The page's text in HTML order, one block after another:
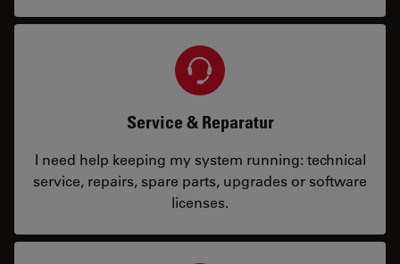
Service & Reparatur
I need help keeping my system running: technical
service, repairs, spare parts, upgrades or software
licenses.